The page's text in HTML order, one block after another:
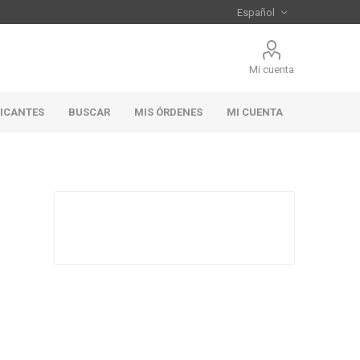
Mi cuenta
BUSCAR MIS ÓRDENES MI CUENTA